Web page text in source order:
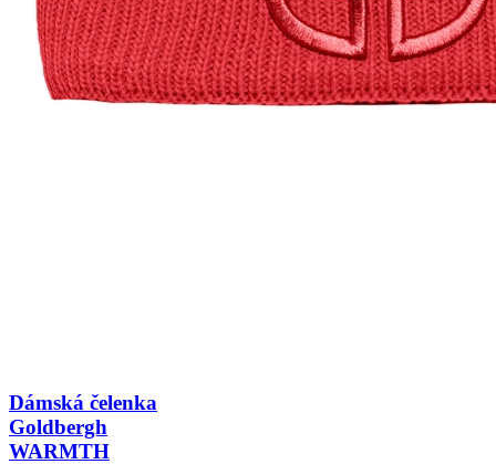
Dámská čelenka
Goldbergh
WARMTH